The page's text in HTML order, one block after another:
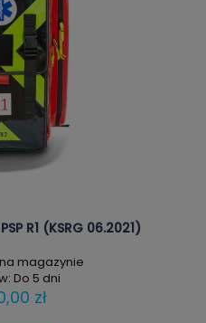
R1 (KSRG 06.2021)
na magazynie
Do 5 dni
zł